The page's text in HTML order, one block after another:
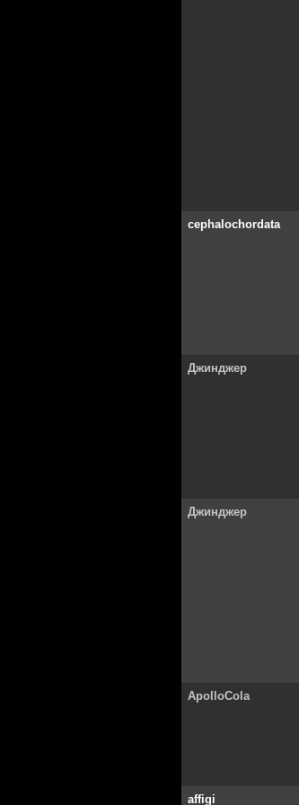
cephalochordata
Джинджер
Джинджер
ApolloCola
affigi